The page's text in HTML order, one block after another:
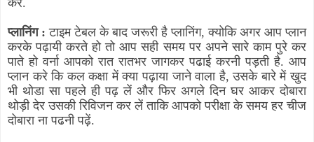
करें.
प्लानिंग : टाइम टेबल के बाद जरूरी है प्लानिंग,क्योकि अगर आप प्लान
करके पढ़ायी करते हो तो आप सही समय पर अपने सारे काम पुरे कर
पाते हो वर्ना आपको रात रातभर जागकर पढाई करनी पड़ती है. आप
प्लान करे कि कल कक्षा में क्या पढ़ाया जाने वाला है,उसके बारे में खुद
भी थोडा सा पहले ही पढ़ लें और फिर अगले दिन घर आकर दोबारा
थोड़ी देर उसकी रिविजन कर लें ताकि आपको परीक्षा के समय हर चीज
दोबारा ना पढनी पढ़ें.